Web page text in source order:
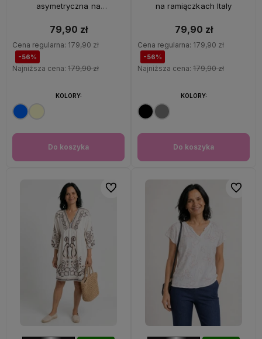
asymetryczna na
79,90 zł
Cena regularna: 179,90 zł
-56%
Najniższa cena: 179,90 zł
Do koszyka
KOLORY:
na ramiączkach Italy
79,90 zł
Cena regularna: 179,90 zł
-56%
Najniższa cena: 179,90 zł
Do koszyka
KOLORY:
Do ulubionych Do